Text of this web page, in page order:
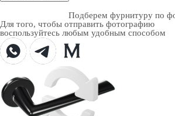
Подберем фурнитуру по
Для того, чтобы отправить фотографию
воспользуйтесь любым удобным способом